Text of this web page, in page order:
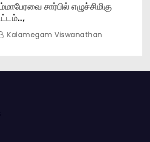
சார்பில் எழுச்சிமிகு
Kalamegam Viswanathan